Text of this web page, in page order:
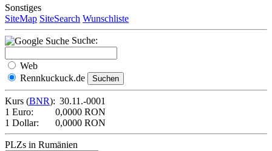
Sonstiges
SiteMap SiteSearch Wunschliste
Suche:
Web
Rennkuckuck.de
Kurs (BNR): 30.11.-0001
1 Euro:
0,0000 RON
1 Dollar:
0,0000 RON
PLZs in Rumänien